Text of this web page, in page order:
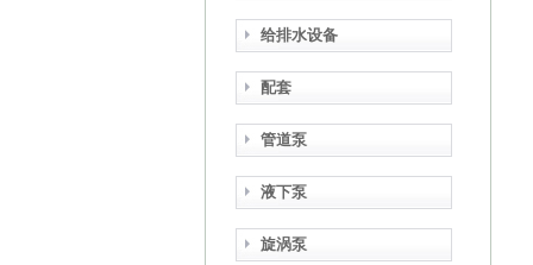
给排水设备
配套
管道泵
液下泵
旋涡泵